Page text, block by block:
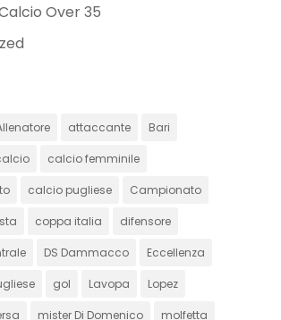
Over 35
attaccante Bari
calcio femminile
calcio pugliese Campionato
coppa italia difensore
DS Dammacco Eccellenza
gol Lavopa Lopez
mister Di Domenico molfetta